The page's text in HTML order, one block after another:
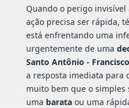
Quando o perigo invisível
ação precisa ser rápida,
está enfrentando uma
urgentemente de uma
Santo Antônio -
a resposta imediata para
muito bem que o
uma barataou uma